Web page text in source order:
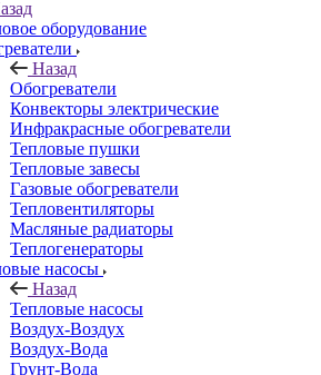
оборудование
Назад
Обогреватели
Конвекторы электрические
Инфракрасные обогреватели
Тепловые пушки
Тепловые завесы
Газовые обогреватели
Тепловентиляторы
Масляные радиаторы
Теплогенераторы
насосы
Назад
Тепловые насосы
Воздух-Воздух
Воздух-Вода
Грунт-Вода